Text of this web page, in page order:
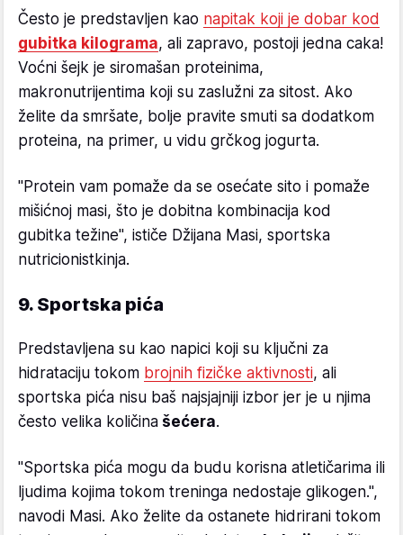
Često je predstavljen kao napitak koji je dobar kod
gubitka kilograma, ali zapravo, postoji jedna caka!
Voćni šejk je siromašan proteinima,
makronutrijentima koji su zaslužni za sitost. Ako
želite da smršate, bolje pravite smuti sa dodatkom
proteina, na primer, u vidu grčkog jogurta.
"Protein vam pomaže da se osećate sito i pomaže
mišićnoj masi, što je dobitna kombinacija kod
gubitka težine", ističe Džijana Masi, sportska
nutricionistkinja.
9. Sportska pića
Predstavljena su kao napici koji su ključni za
hidrataciju tokom brojnih fizičke aktivnosti, ali
sportska pića nisu baš najsjajniji izbor jer je u njima
često velika količina šećera.
"Sportska pića mogu da budu korisna atletičarima ili
ljudima kojima tokom treninga nedostaje glikogen.",
navodi Masi. Ako želite da ostanete hidrirani tokom